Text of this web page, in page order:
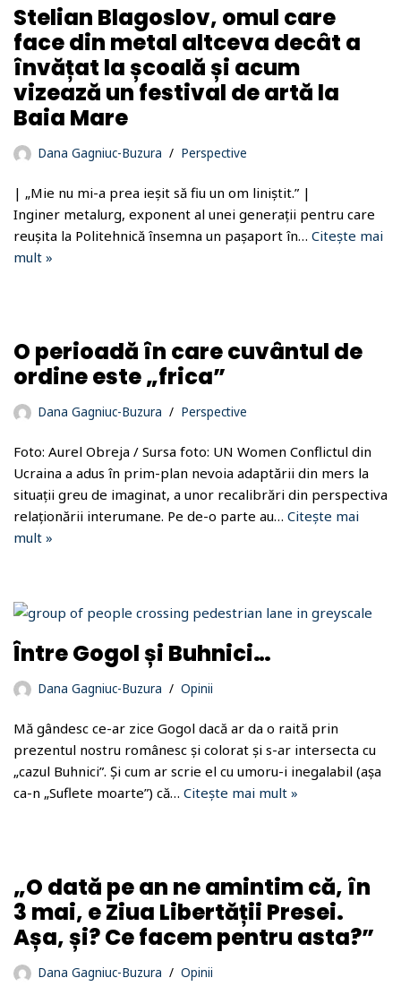
Stelian Blagoslov, omul care
face din metal altceva decât a
învățat la școală și acum
vizează un festival de artă la
Baia Mare
Dana Gagniuc-Buzura Perspective
| „Mie nu mi-a prea ieșit să fiu un om liniștit.” |
Inginer metalurg, exponent al unei generații pentru care
reușita la Politehnică însemna un pașaport în… Citește mai
mult »
O perioadă în care cuvântul de
ordine este „frica”
Dana Gagniuc-Buzura Perspective
Foto: Aurel Obreja / Sursa foto: UN Women Conflictul din
Ucraina a adus în prim-plan nevoia adaptării din mers la
situații greu de imaginat, a unor recalibrări din perspectiva
relaționării interumane. Pe de-o parte au… Citește mai
mult »
Între Gogol și Buhnici…
Dana Gagniuc-Buzura Opinii
Mă gândesc ce-ar zice Gogol dacă ar da o raită prin
prezentul nostru românesc și colorat și s-ar intersecta cu
„cazul Buhnici”. Și cum ar scrie el cu umoru-i inegalabil (așa
ca-n „Suflete moarte”) că… Citește mai mult »
„O dată pe an ne amintim că, în
3 mai, e Ziua Libertății Presei.
Așa, și? Ce facem pentru asta?”
Dana Gagniuc-Buzura Opinii